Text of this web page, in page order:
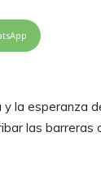
la esperanza
las